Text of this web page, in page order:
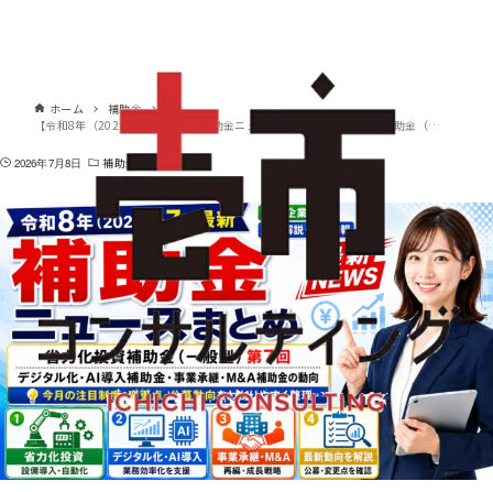
ホーム
補助金
【令和8年（2026年）7月最新】補助金ニュースまとめ｜省力化投資補助金（一般型）第7回・デジタル化・AI導入補助金・事業承継・M&A補助金の動向
2026年7月8日 補助金